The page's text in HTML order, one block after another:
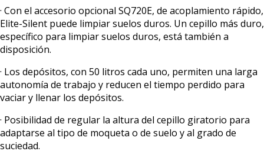
· Con el accesorio opcional SQ720E, de acoplamiento rápido,
Elite-Silent puede limpiar suelos duros. Un cepillo más duro,
específico para limpiar suelos duros, está también a
disposición.
· Los depósitos, con 50 litros cada uno, permiten una larga
autonomía de trabajo y reducen el tiempo perdido para
vaciar y llenar los depósitos.
· Posibilidad de regular la altura del cepillo giratorio para
adaptarse al tipo de moqueta o de suelo y al grado de
suciedad.